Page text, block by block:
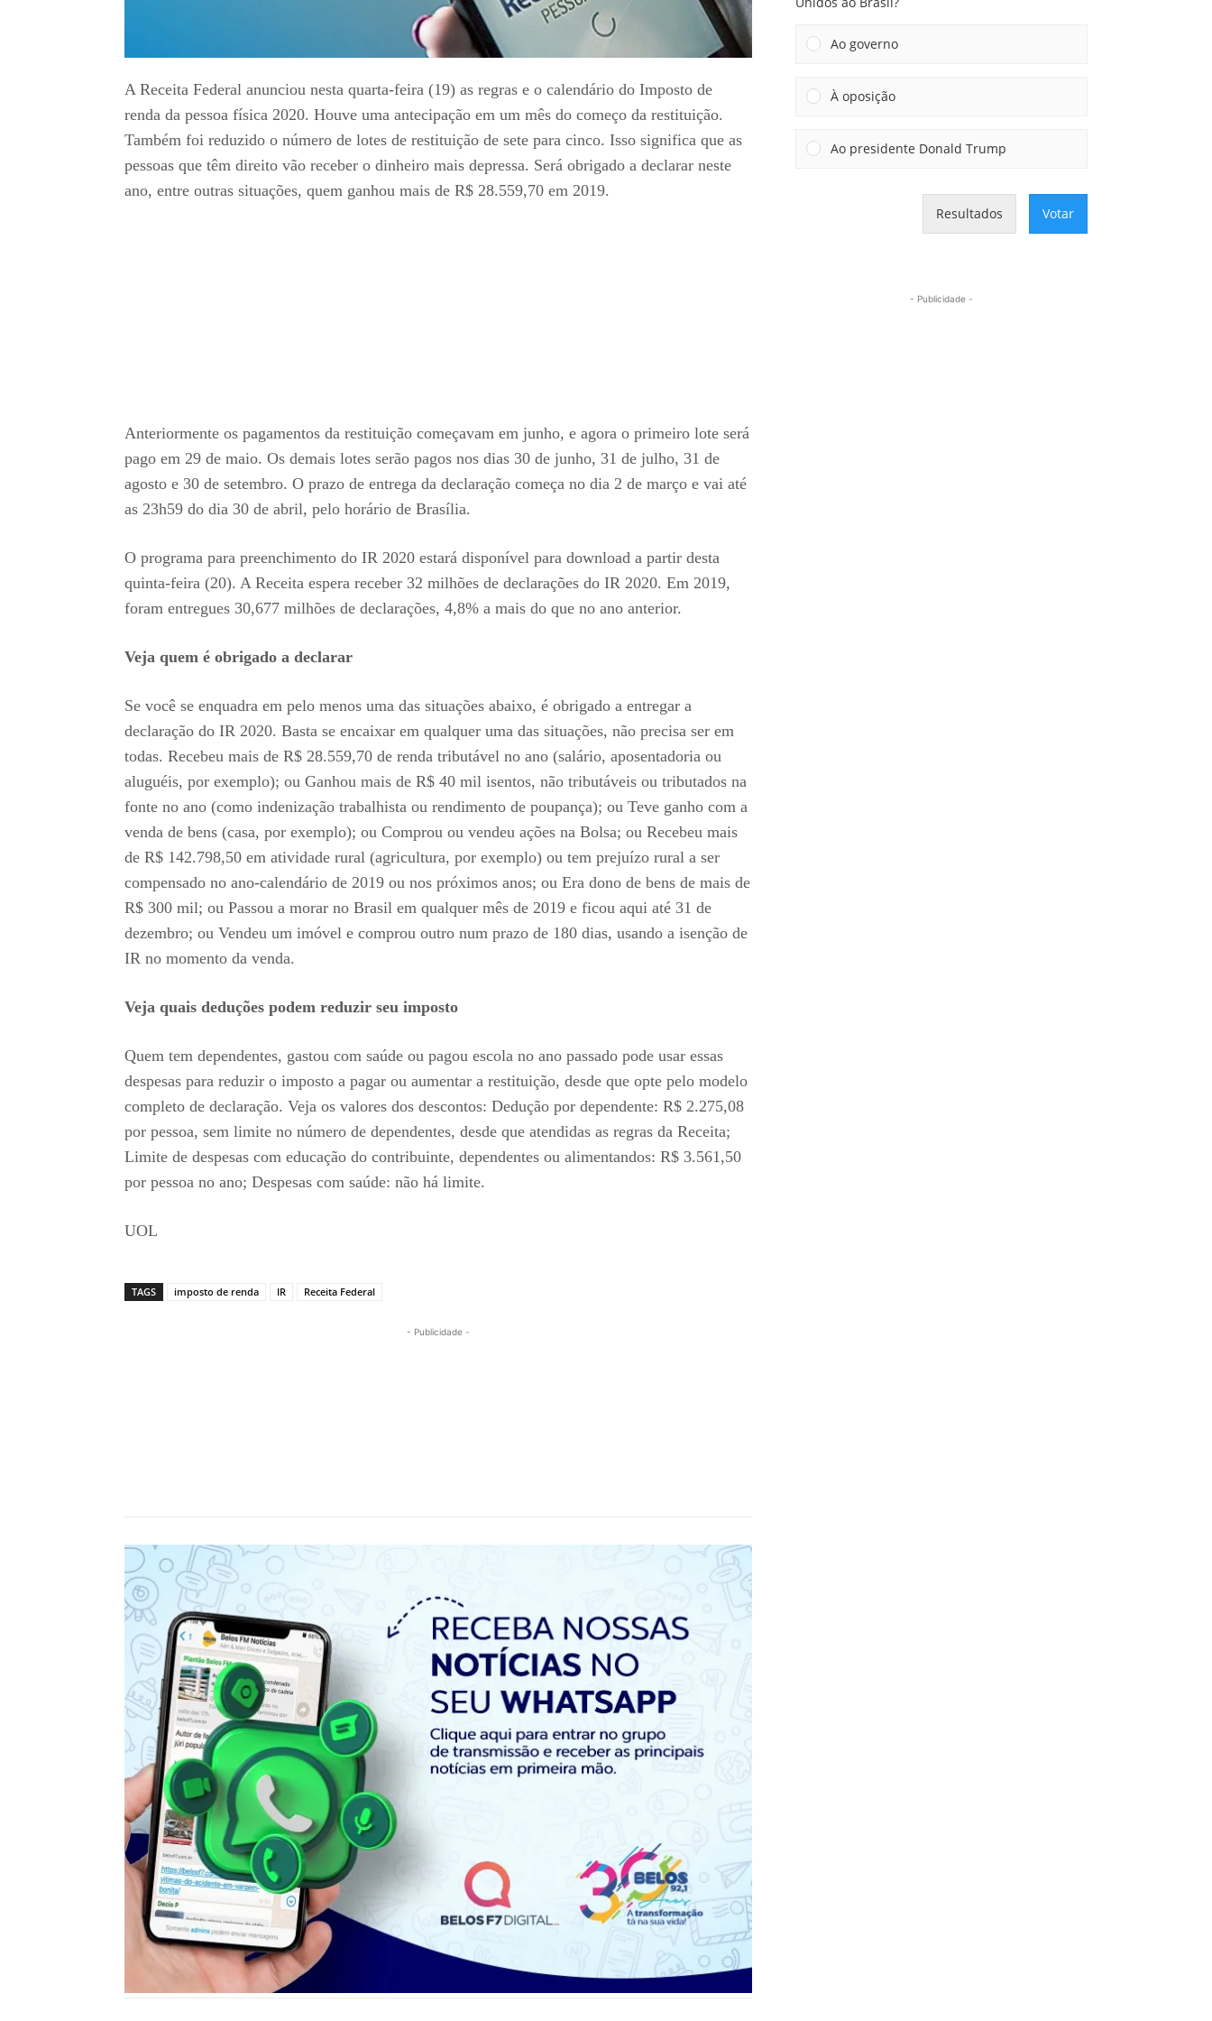
A Receita Federal anunciou nesta quarta-feira (19) as regras e o calendário do Imposto de
renda da pessoa física 2020. Houve uma antecipação em um mês do começo da restituição.
Também foi reduzido o número de lotes de restituição de sete para cinco. Isso significa que as
pessoas que têm direito vão receber o dinheiro mais depressa. Será obrigado a declarar neste
ano, entre outras situações, quem ganhou mais de R$ 28.559,70 em 2019.
Anteriormente os pagamentos da restituição começavam em junho, e agora o primeiro lote será
pago em 29 de maio. Os demais lotes serão pagos nos dias 30 de junho, 31 de julho, 31 de
agosto e 30 de setembro. O prazo de entrega da declaração começa no dia 2 de março e vai até
as 23h59 do dia 30 de abril, pelo horário de Brasília.
O programa para preenchimento do IR 2020 estará disponível para download a partir desta
quinta-feira (20). A Receita espera receber 32 milhões de declarações do IR 2020. Em 2019,
foram entregues 30,677 milhões de declarações, 4,8% a mais do que no ano anterior.
Veja quem é obrigado a declarar
Se você se enquadra em pelo menos uma das situações abaixo, é obrigado a entregar a
declaração do IR 2020. Basta se encaixar em qualquer uma das situações, não precisa ser em
todas. Recebeu mais de R$ 28.559,70 de renda tributável no ano (salário, aposentadoria ou
aluguéis, por exemplo); ou Ganhou mais de R$ 40 mil isentos, não tributáveis ou tributados na
fonte no ano (como indenização trabalhista ou rendimento de poupança); ou Teve ganho com a
venda de bens (casa, por exemplo); ou Comprou ou vendeu ações na Bolsa; ou Recebeu mais
de R$ 142.798,50 em atividade rural (agricultura, por exemplo) ou tem prejuízo rural a ser
compensado no ano-calendário de 2019 ou nos próximos anos; ou Era dono de bens de mais de
R$ 300 mil; ou Passou a morar no Brasil em qualquer mês de 2019 e ficou aqui até 31 de
dezembro; ou Vendeu um imóvel e comprou outro num prazo de 180 dias, usando a isenção de
IR no momento da venda.
Veja quais deduções podem reduzir seu imposto
Quem tem dependentes, gastou com saúde ou pagou escola no ano passado pode usar essas
despesas para reduzir o imposto a pagar ou aumentar a restituição, desde que opte pelo modelo
completo de declaração. Veja os valores dos descontos: Dedução por dependente: R$ 2.275,08
por pessoa, sem limite no número de dependentes, desde que atendidas as regras da Receita;
Limite de despesas com educação do contribuinte, dependentes ou alimentandos: R$ 3.561,50
por pessoa no ano; Despesas com saúde: não há limite.
UOL
TAGS imposto de renda IR Receita Federal
- Publicidade -
Ao governo
À oposição
Ao presidente Donald Trump
Resultados Votar
- Publicidade -